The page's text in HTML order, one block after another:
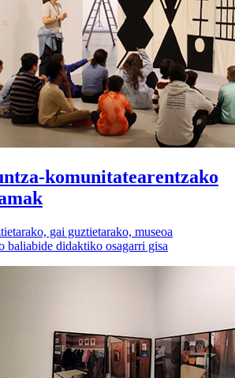
komunitatearentzako
gai guztietarako, museoa
baliabide didaktiko osagarri gisa